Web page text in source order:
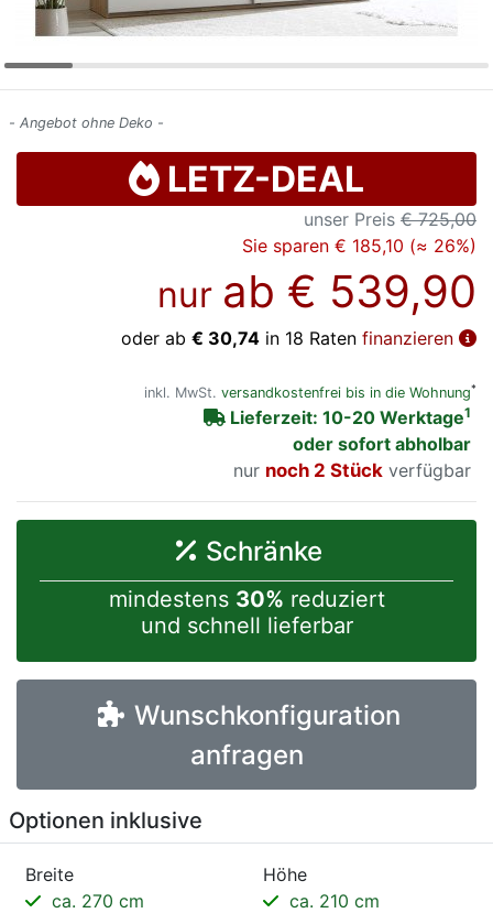
- Angebot ohne Deko -
LETZ-DEAL
unser Preis € 725,00
Sie sparen € 185,10 (≈ 26%)
nur ab € 539,90
oder ab € 30,74 in 18 Raten finanzieren
inkl. MwSt. versandkostenfrei bis in die Wohnung*
Lieferzeit: 10-20 Werktage1
oder sofort abholbar
nur
noch 2 Stück verfügbar
Schränke
mindestens 30% reduziert
und schnell lieferbar
Wunschkonfiguration
anfragen
Optionen inklusive
Breite
ca. 270 cm
Höhe
ca. 210 cm
Letz-